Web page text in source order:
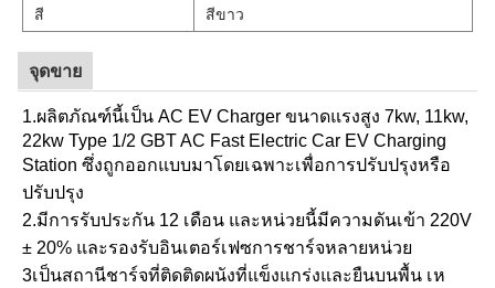
สี สีขาว
จุดขาย
1.ผลิตภัณฑ์นี้เป็น AC EV Charger ขนาดแรงสูง 7kw, 11kw,
22kw Type 1/2 GBT AC Fast Electric Car EV Charging
Station ซึ่งถูกออกแบบมาโดยเฉพาะเพื่อการปรับปรุงหรือ
ปรับปรุง
2.มีการรับประกัน 12 เดือน และหน่วยนี้มีความดันเข้า 220V
± 20% และรองรับอินเตอร์เฟซการชาร์จหลายหน่วย
3เป็นสถานีชาร์จที่ติดติดผนังที่แข็งแกร่งและยืนบนพื้น เห